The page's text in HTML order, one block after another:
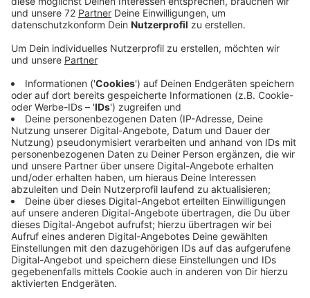
Anzeige
Eka fragt sich auf der Radio Kiepenkerl-
schmunzelt, früher war es möglich, die Laternen durch
Schütteln auszustellen und Andrea vermutet, dass die
Mitarbeiter der Stadtwerke so sehen, ob auch alle
Straßenlaternen funktionieren. Sie liegen richtig, liebe
Andrea. Die Stadtwerke sagten uns auf Nachfrage, die
Techniker seien gerade dabei, das Straßenlaternen-
Netz zu überprüfen. Es darf nichts Flackern oder aus
und an gehen. Dazu schalten die Techniker die
Laternen an den Straßen, die gerade dran sind, an. Das
dauert immer so rund zwei Tage. Den Check der
Laternen an der Elsa-Bränd-Ström-Straße schließen
sie heute ab. Das ist wichtig, damit die Schul- und
Kindergartenwege im Herbst, wenn es wieder dunkler